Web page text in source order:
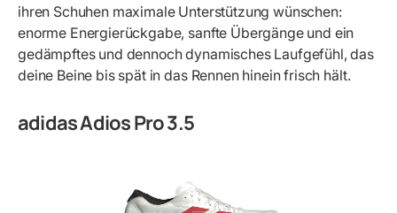
ihren Schuhen maximale Unterstützung wünschen:
enorme Energierückgabe, sanfte Übergänge und ein
gedämpftes und dennoch dynamisches Laufgefühl, das
deine Beine bis spät in das Rennen hinein frisch hält.
adidas Adios Pro 3.5